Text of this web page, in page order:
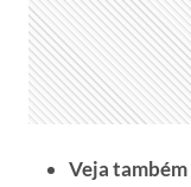
Veja também